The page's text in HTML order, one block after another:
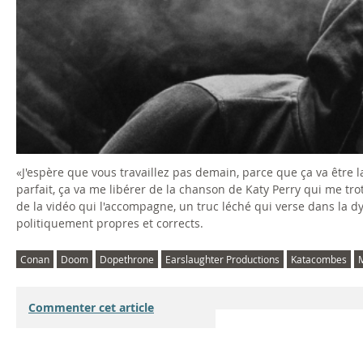
«J'espère que vous travaillez pas demain, parce que ça va
parfait, ça va me libérer de la chanson de Katy Perry qui me
de la vidéo qui l'accompagne, un truc léché qui verse dans la
politiquement propres et corrects.
Conan Doom Dopethrone Earslaughter Productions Katacombes
Commenter cet article